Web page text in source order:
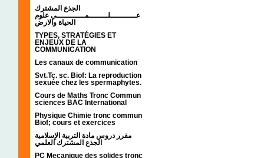
الجذع المشترك
عـــــــــــلــــــــمــــــــــــي علوم
الحياة والارض
TYPES, STRATÉGIES ET
ENJEUX DE LA
COMMUNICATION
Les canaux de communication
Svt.Tc. sc. Biof: La reproduction
sexuée chez les spermaphytes.
Cours de Maths Tronc Commun
sciences BAC International
Physique Chimie tronc commun
Biof; cours et exercices
مقرر دروس مادة التربية الإسلامية
الجذع المشترك العلمي
PC Mecanique des solides tronc